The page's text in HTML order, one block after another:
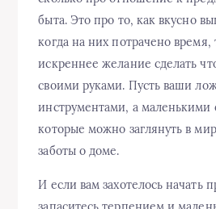
быта. Это про то, как вкусно
когда на них потрачено
искреннее желание сделать
своими руками. Пусть ваши
инструментами, а маленькими
которые можно заглянуть в
заботы о доме.
И если вам захотелось начать